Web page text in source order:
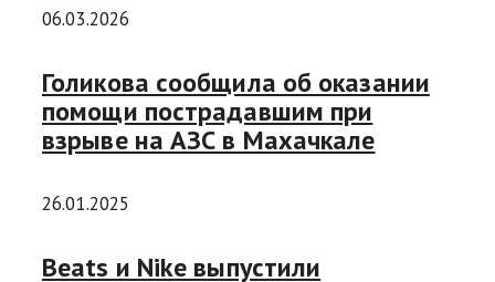
06.03.2026
Голикова сообщила об оказании
помощи пострадавшим при
взрыве на АЗС в Махачкале
26.01.2025
Beats и Nike выпустили